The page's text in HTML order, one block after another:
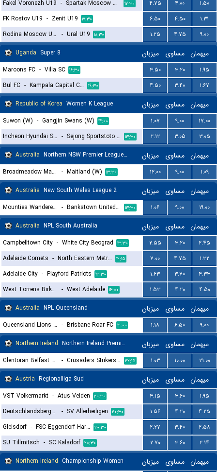
Fakel Voronezh U19 - Spartak Moscow U19 ۱۷:۳۰ ۴.۷۵ ۴.۰۰
۱.۵۰
FK Rostov U19 - Zenit U19 ۱۷:۳۰ ۶.۵۰ ۴.۵۰
۱.۳۱
Rodina Moscow U19
- Ural U19 ۱۸:۳۰ ۱.۲۵ ۴.۷۵
۹.۰۰
Uganda Super 8 میزبان مساوی میهمان
Maroons FC - Villa SC ۱۶:۳۰ ۳.۵۰ ۳.۲۰
۱.۹۵
Bul FC - Kampala Capital City ۱۹:۳۰ ۴.۵۰ ۳.۴۰
۱.۶۷
Republic of Korea Women K League میزبان مساوی میهمان
Suwon (W) - Gangjin Swans (W) ۱۴:۰۰ ۱.۰۷ ۹.۰۰
۱۷.۰۰
Incheon Hyundai Steel Red Angels (W) - Sejong Sportstoto (W) ۱۳:۳۰ ۲.۱۲ ۳.۰۵
۳.۰۵
Australia Northern NSW Premier League Women میزبان مساوی میهمان
Broadmeadow Magic (W) - Maitland (W) ۱۳:۳۰ ۱۲.۰۰ ۹.۰۰
۱.۰۹
Australia New South Wales League 2 میزبان مساوی میهمان
Mounties Wanderers - Bankstown United FC ۱۳:۳۰ ۱.۰۶ ۹.۰۰
۱۹.۰۰
Australia NPL South Australia میزبان مساوی میهمان
Campbelltown City - White City Beograd ۱۳:۳۰ ۲.۵۵ ۳.۲۰
۲.۴۵
Adelaide Comets - North Eastern Metro Stars ۱۲:۱۵ ۷.۰۰ ۴.۷۵
۱.۳۲
Adelaide City - Playford Patriots ۱۳:۳۰ ۱.۶۳ ۳.۷۰
۴.۳۳
West Torrens Birkalla
- West Adelaide ۱۴:۰۰ ۱.۵۳ ۴.۲۰
۴.۵۰
Australia NPL Queensland میزبان مساوی میهمان
Queensland Lions SC - Brisbane Roar FC ۱۲:۰۰ ۱.۱۸ ۶.۵۰
۹.۰۰
Northern Ireland Northern Ireland Premier League Women میزبان مساوی میهمان
Glentoran Belfast United (W) - Crusaders Strikers FC (W) ۲۲:۱۵ ۱.۰۳ ۱۰.۰۰
۲۱.۰۰
Austria Regionalliga Sud میزبان مساوی میهمان
VST Volkermarkt - Atus Velden ۲۰:۳۰ ۳.۱۵ ۳.۶۰
۱.۹۵
Deutschlandsberger SC
- SV Allerheiligen ۲۰:۳۰ ۱.۵۶ ۴.۲۰
۴.۲۵
Gleisdorf - FSC Eggendorf Hartberg II ۲۰:۳۰ ۲.۲۷ ۳.۴۰
۲.۵۸
SU Tillmitsch - SC Kalsdorf ۲۰:۳۰ ۲.۷۰ ۳.۶۰
۲.۱۴
Northern Ireland Championship Women میزبان مساوی میهمان